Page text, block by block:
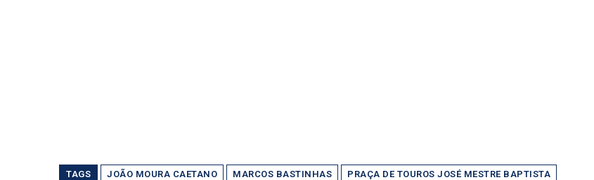
TAGS JOÃO MOURA CAETANO MARCOS BASTINHAS
PRAÇA DE TOUROS JOSÉ MESTRE BAPTISTA